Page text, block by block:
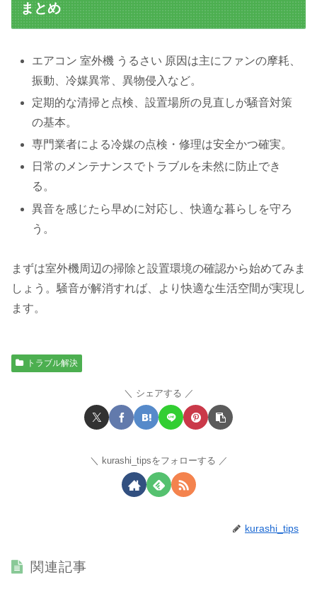
まとめ
エアコン 室外機 うるさい 原因は主にファンの摩耗、
振動、冷媒異常、異物侵入など。
定期的な清掃と点検、設置場所の見直しが騒音対策
の基本。
専門業者による冷媒の点検・修理は安全かつ確実。
日常のメンテナンスでトラブルを未然に防止でき
る。
異音を感じたら早めに対応し、快適な暮らしを守ろ
う。
まずは室外機周辺の掃除と設置環境の確認から始めてみま
しょう。騒音が解消すれば、より快適な生活空間が実現し
ます。
トラブル解決
シェアする
kurashi_tipsをフォローする
kurashi_tips
関連記事